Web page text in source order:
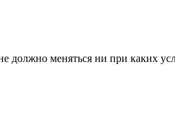
должно меняться ни при каких